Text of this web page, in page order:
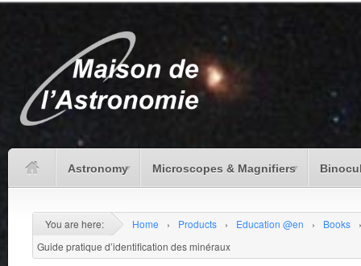
Astronomy Microscopes & Magnifiers
You are here: Home › Products › Education @en › Books
›
Guide pratique d’identification des minéraux